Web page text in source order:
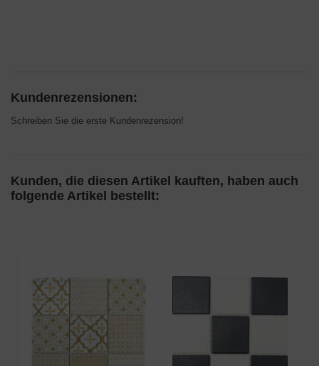
Kundenrezensionen:
Schreiben Sie die erste Kundenrezension!
Kunden, die diesen Artikel kauften, haben auch
folgende Artikel bestellt: